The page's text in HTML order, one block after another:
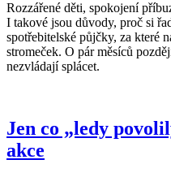
Rozzářené děti, spokojení
I takové jsou důvody, proč si
spotřebitelské půjčky, za které
stromeček. O pár měsíců
nezvládají splácet.
Jen co „ledy
akce